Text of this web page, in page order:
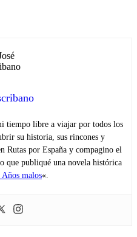
tiempo libre a viajar por todos los
su historia, sus rincones y
Rutas por España y compagino el
que publiqué una novela histórica
Años malos«.